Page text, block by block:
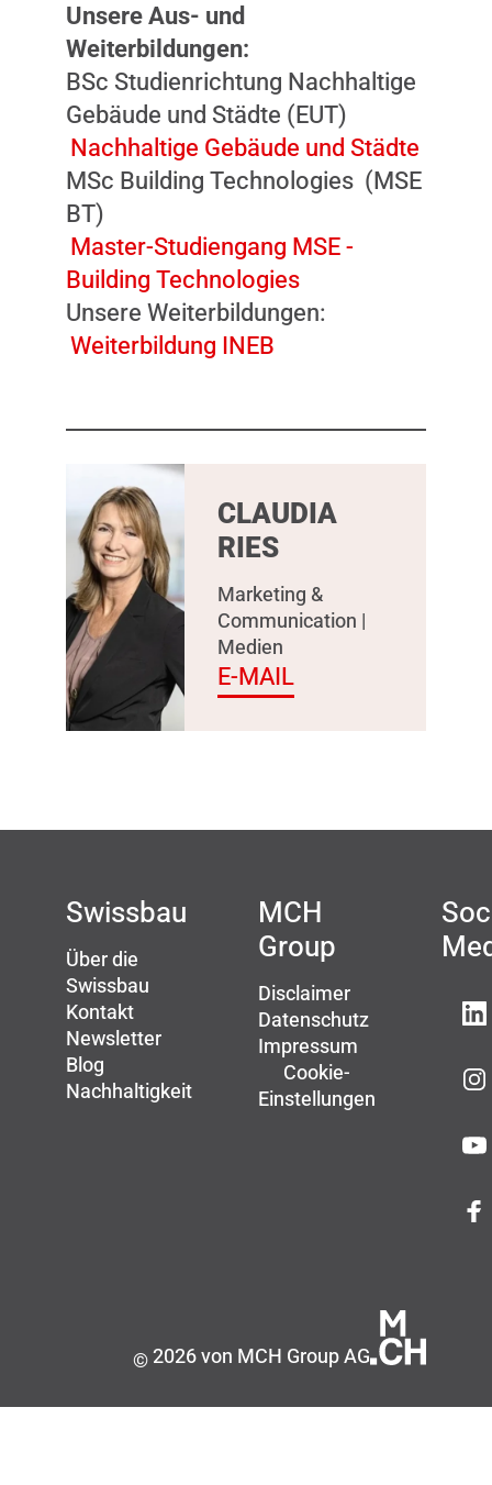
Unsere Aus- und
Weiterbildungen:
BSc Studienrichtung Nachhaltige
Gebäude und Städte (EUT)
Nachhaltige Gebäude und Städte
MSc Building Technologies (MSE
BT)
Master-Studiengang MSE -
Building Technologies
Unsere Weiterbildungen:
Weiterbildung INEB
CLAUDIA
RIES
Marketing &
Communication |
Medien
E-MAIL
Swissbau
Über die
Swissbau
Kontakt
Newsletter
Blog
Nachhaltigkeit
MCH
Group
Disclaimer
Datenschutz
Impressum
Cookie-
Einstellungen
©2026 von MCH Group AG